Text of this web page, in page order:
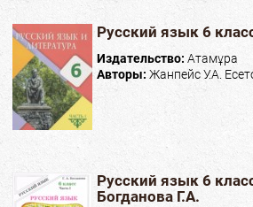
Русский язык 6
Издательство: Атамұра
Авторы: Жанпейс У.А.
Русский язык 6
Богданова Г.А.